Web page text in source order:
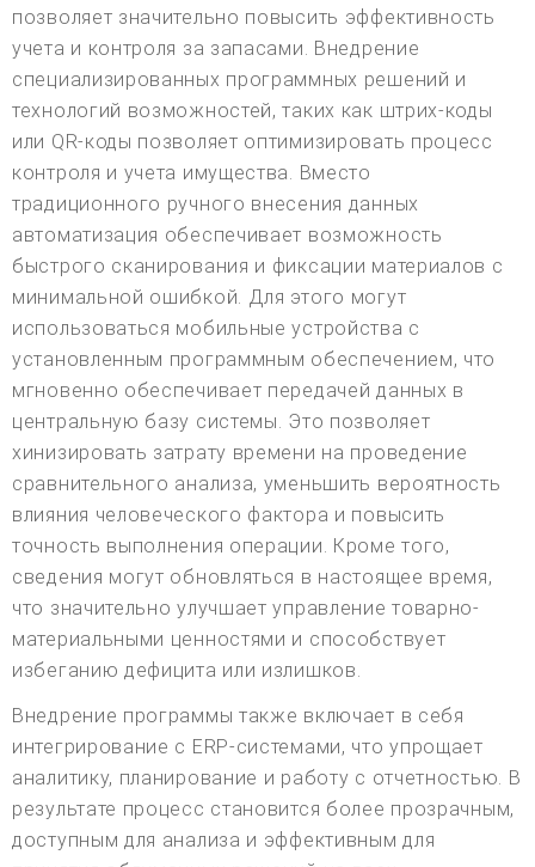
позволяет значительно повысить эффективность
учета и контроля за запасами. Внедрение
специализированных программных решений и
технологий возможностей, таких как штрих-коды
или QR-коды позволяет оптимизировать процесс
контроля и учета имущества. Вместо
традиционного ручного внесения данных
автоматизация обеспечивает возможность
быстрого сканирования и фиксации материалов с
минимальной ошибкой. Для этого могут
использоваться мобильные устройства с
установленным программным обеспечением, что
мгновенно обеспечивает передачей данных в
центральную базу системы. Это позволяет
хинизировать затрату времени на проведение
сравнительного анализа, уменьшить вероятность
влияния человеческого фактора и повысить
точность выполнения операции. Кроме того,
сведения могут обновляться в настоящее время,
что значительно улучшает управление товарно-
материальными ценностями и способствует
избеганию дефицита или излишков.
Внедрение программы также включает в себя
интегрирование с ERP-системами, что упрощает
аналитику, планирование и работу с отчетностью. В
результате процесс становится более прозрачным,
доступным для анализа и эффективным для